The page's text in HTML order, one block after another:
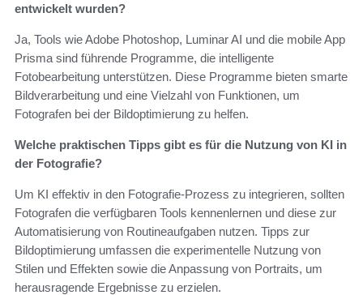
entwickelt wurden?
Ja, Tools wie Adobe Photoshop, Luminar AI und die mobile App
Prisma sind führende Programme, die intelligente
Fotobearbeitung unterstützen. Diese Programme bieten smarte
Bildverarbeitung und eine Vielzahl von Funktionen, um
Fotografen bei der Bildoptimierung zu helfen.
Welche praktischen Tipps gibt es für die Nutzung von KI in
der Fotografie?
Um KI effektiv in den Fotografie-Prozess zu integrieren, sollten
Fotografen die verfügbaren Tools kennenlernen und diese zur
Automatisierung von Routineaufgaben nutzen. Tipps zur
Bildoptimierung umfassen die experimentelle Nutzung von
Stilen und Effekten sowie die Anpassung von Portraits, um
herausragende Ergebnisse zu erzielen.